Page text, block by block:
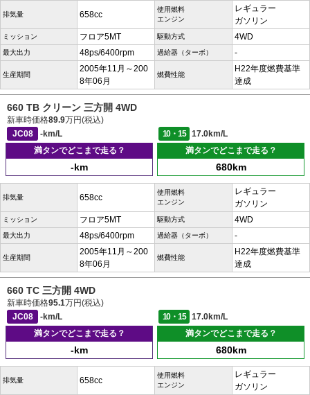
排気量 658cc
使用燃料
エンジン
レギュラー
ガソリン
ミッション フロア5MT 駆動方式 4WD
最大出力 48ps/6400rpm 過給器（ターボ） -
生産期間
2005年11月～200
8年06月
燃費性能
H22年度燃費基準
達成
660 TB クリーン 三方開 4WD
新車時価格89.9万円(税込)
JC08
-km/L 10・15
17.0km/L
満タンでどこまで走る？
-km
満タンでどこまで走る？
680km
排気量 658cc
使用燃料
エンジン
レギュラー
ガソリン
ミッション フロア5MT 駆動方式 4WD
最大出力 48ps/6400rpm 過給器（ターボ） -
生産期間
2005年11月～200
8年06月
燃費性能
H22年度燃費基準
達成
660 TC 三方開 4WD
新車時価格95.1万円(税込)
JC08
-km/L 10・15
17.0km/L
満タンでどこまで走る？
-km
満タンでどこまで走る？
680km
排気量 658cc
使用燃料
エンジン
レギュラー
ガソリン